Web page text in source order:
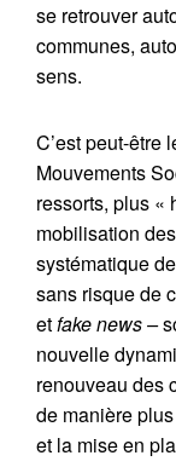
se retrouver
communes,
sens.
C’est peut-être
Mouvements
ressorts, plus «
mobilisation
systématique
sans risque de
etfake news –
nouvelle
renouveau des
de manière
et la mise en